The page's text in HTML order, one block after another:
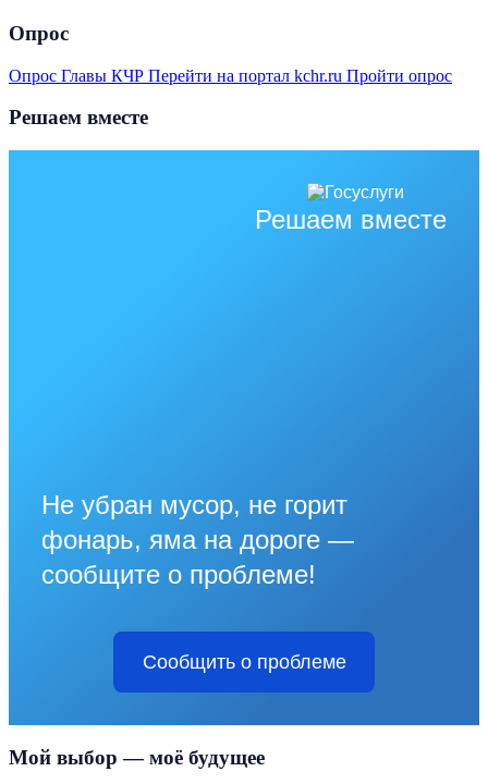
Опрос
Опрос Главы КЧР Перейти на портал kchr.ru Пройти опрос
Решаем вместе
Решаем вместе
Не убран мусор, не горит
фонарь, яма на дороге —
сообщите о проблеме!
Сообщить о проблеме
Мой выбор — моё будущее